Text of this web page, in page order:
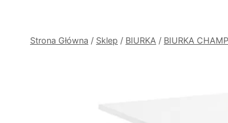
Strona Główna / Sklep / BIURKA / BIURKA